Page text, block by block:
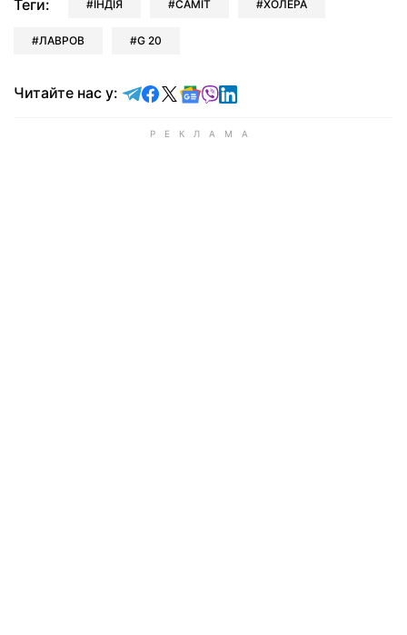
Теги: ІНДІЯ САМІТ ХОЛЕРА
ЛАВРОВ G 20
Читайте нас у: Читайте у Telegram
Читайте у Facebook
Читайте у X
Читайте у Google news
Читайте у Viber
Читайте у LinkedIn